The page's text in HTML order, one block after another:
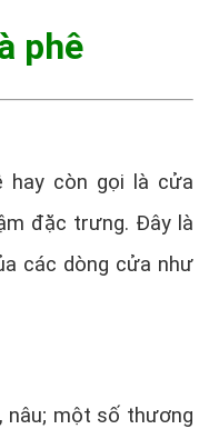
phê
hay còn gọi là cửa
đặc trưng. Đây là
các dòng cửa như
nâu; một số thương